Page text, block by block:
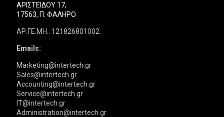
ΑΡΙΣΤΕΙΔΟΥ 17,
17563, Π. ΦΑΛΗΡΟ
ΑΡ.ΓΕ.ΜΗ.: 121826801002
Emails:
Marketing@intertech.gr
Sales@intertech.gr
Accounting@intertech.gr
Service@intertech.gr
IT@intertech.gr
Administration@intertech.gr